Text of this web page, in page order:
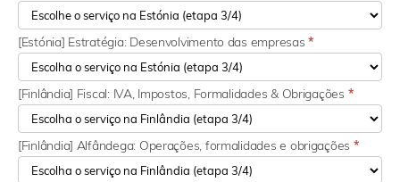
[Estónia] Estratégia: Desenvolvimento das empresas*
[Finlândia] Fiscal: IVA, Impostos, Formalidades & Obrigações *
[Finlândia] Alfândega: Operações, formalidades e obrigações *